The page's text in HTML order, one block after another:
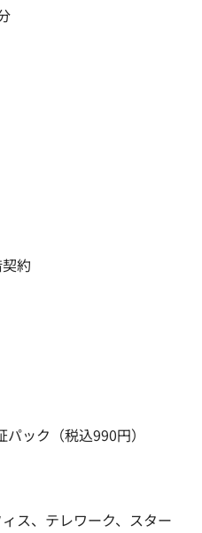
約
ック（税込990円）
ス、テレワーク、スター